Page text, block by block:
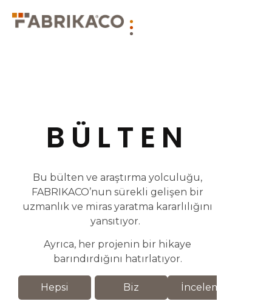
BÜLTEN
Bu bülten ve araştırma yolculuğu,
FABRIKACO’nun sürekli gelişen bir
uzmanlık ve miras yaratma kararlılığını
yansıtıyor.
Ayrıca, her projenin bir hikaye
barındırdığını hatırlatıyor.
Hepsi Biz İnceleme